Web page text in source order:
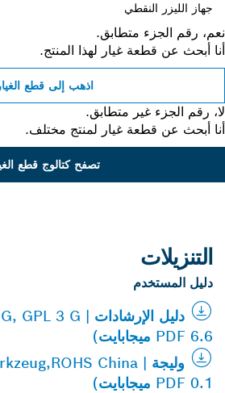
جهاز الليزر النقطي
رقم الجزء متطابق.
أبحث عن قطعة غيار لهذا المنتج.
اذهب إلى قطع الغيار
رقم الجزء غير متطابق.
أبحث عن قطعة غيار لمنتج مختلف.
تصفح كتالوج قطع الغيار
التنزيلات
دليل المستخدم
PDF 6.6 ميجابايت)
PDF 0.1 ميجابايت)